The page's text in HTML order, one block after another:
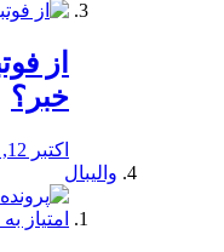
از
خبر؟
اکتبر 12, 2019
والیبال